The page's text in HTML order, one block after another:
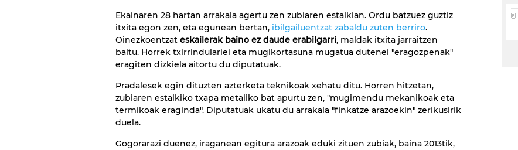
Ekainaren 28 hartan arrakala agertu zen zubiaren estalkian. Ordu batzuez guztiz
itxita egon zen, eta egunean bertan, ibilgailuentzat zabaldu zuten berriro.
Oinezkoentzat eskailerak baino ez daude erabilgarri, maldak itxita jarraitzen
baitu. Horrek txirrindulariei eta mugikortasuna mugatua dutenei "eragozpenak"
eragiten dizkiela aitortu du diputatuak.
Pradalesek egin dituzten azterketa teknikoak xehatu ditu. Horren hitzetan,
zubiaren estalkiko txapa metaliko bat apurtu zen, "mugimendu mekanikoak eta
termikoak eraginda". Diputatuak ukatu du arrakala "finkatze arazoekin" zerikusirik
duela.
Gogorarazi duenez, iraganean egitura arazoak eduki zituen zubiak, baina 2013tik,